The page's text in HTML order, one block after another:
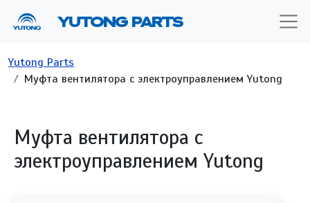
YUTONG PARTS
Строка навигации
Yutong Parts
Муфта вентилятора с электроуправлением Yutong
Муфта вентилятора с
электроуправлением Yutong